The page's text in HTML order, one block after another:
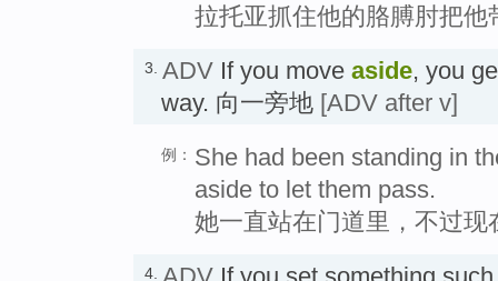
拉托亚抓住他的胳膊肘把他
3. ADV If you move aside, you
way. 向一旁地 [ADV after v]
例： She had been standing in
aside to let them pass.
她一直站在门道里，不过
4.